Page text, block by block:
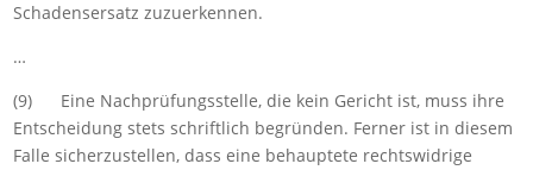
Schadensersatz zuzuerkennen.
…
(9) Eine Nachprüfungsstelle, die kein Gericht ist, muss ihre
Entscheidung stets schriftlich begründen. Ferner ist in diesem
Falle sicherzustellen, dass eine behauptete rechtswidrige